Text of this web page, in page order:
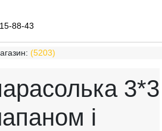
88-43
(5203)
3*3
і